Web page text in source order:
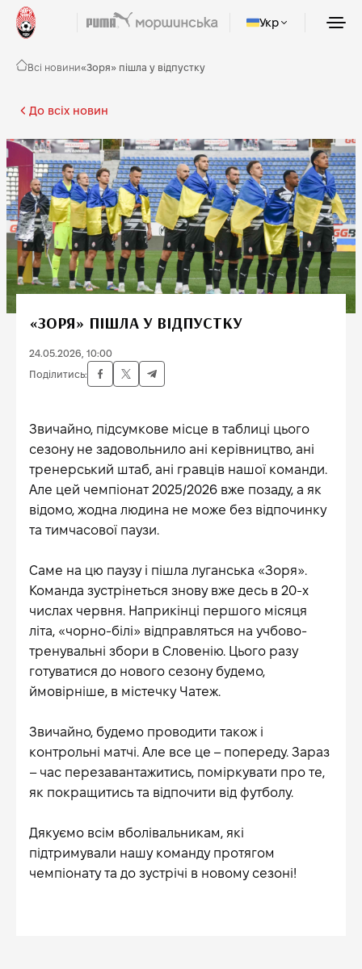
Укр
Всі новини«Зоря» пішла у відпустку
До всіх новин
«ЗОРЯ» ПІШЛА У ВІДПУСТКУ
24.05.2026, 10:00
Поділитись:
Звичайно, підсумкове місце в таблиці цього
сезону не задовольнило ані керівництво, ані
тренерський штаб, ані гравців нашої команди.
Але цей чемпіонат 2025/2026 вже позаду, а як
відомо, жодна людина не може без відпочинку
та тимчасової паузи.
Саме на цю паузу і пішла луганська «Зоря».
Команда зустрінеться знову вже десь в 20-х
числах червня. Наприкінці першого місяця
літа, «чорно-білі» відправляться на учбово-
тренувальні збори в Словенію. Цього разу
готуватися до нового сезону будемо,
ймовірніше, в містечку Чатеж.
Звичайно, будемо проводити також і
контрольні матчі. Але все це – попереду. Зараз
– час перезавантажитись, поміркувати про те,
як покращитись та відпочити від футболу.
Дякуємо всім вболівальникам, які
підтримували нашу команду протягом
чемпіонату та до зустрічі в новому сезоні!